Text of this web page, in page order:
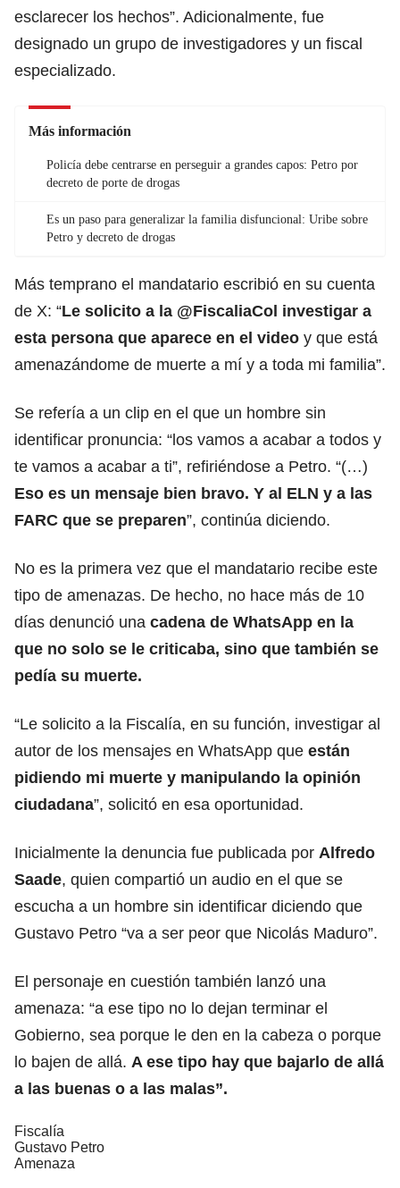
esclarecer los hechos”. Adicionalmente, fue
designado un grupo de investigadores y un fiscal
especializado.
Más información
Policía debe centrarse en perseguir a grandes capos: Petro por
decreto de porte de drogas
Es un paso para generalizar la familia disfuncional: Uribe sobre
Petro y decreto de drogas
Más temprano el mandatario escribió en su cuenta
de X: “Le solicito a la @FiscaliaCol investigar a
esta persona que aparece en el video y que está
amenazándome de muerte a mí y a toda mi familia”.
Se refería a un clip en el que un hombre sin
identificar pronuncia: “los vamos a acabar a todos y
te vamos a acabar a ti”, refiriéndose a Petro. “(…)
Eso es un mensaje bien bravo. Y al ELN y a las
FARC que se preparen”, continúa diciendo.
No es la primera vez que el mandatario recibe este
tipo de amenazas. De hecho, no hace más de 10
días denunció una cadena de WhatsApp en la
que no solo se le criticaba, sino que también se
pedía su muerte.
“Le solicito a la Fiscalía, en su función, investigar al
autor de los mensajes en WhatsApp que están
pidiendo mi muerte y manipulando la opinión
ciudadana”, solicitó en esa oportunidad.
Inicialmente la denuncia fue publicada por Alfredo
Saade, quien compartió un audio en el que se
escucha a un hombre sin identificar diciendo que
Gustavo Petro “va a ser peor que Nicolás Maduro”.
El personaje en cuestión también lanzó una
amenaza: “a ese tipo no lo dejan terminar el
Gobierno, sea porque le den en la cabeza o porque
lo bajen de allá. A ese tipo hay que bajarlo de allá
a las buenas o a las malas”.
Fiscalía
Gustavo Petro
Amenaza